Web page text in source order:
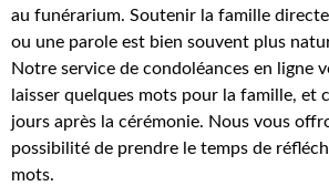
au funérarium. Soutenir la famille
ou une parole est bien souvent plus
Notre service de condoléances en ligne
laisser quelques mots pour la famille, et
jours après la cérémonie. Nous vous
possibilité de prendre le temps de
mots.